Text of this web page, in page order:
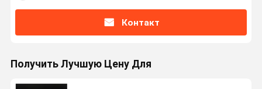
Контакт
Получить Лучшую Цену Для